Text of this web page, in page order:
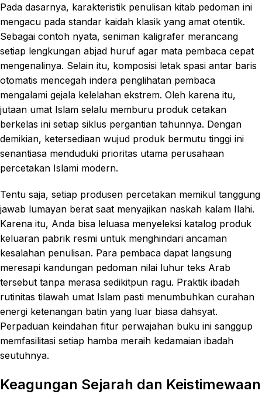
Pada dasarnya, karakteristik penulisan kitab pedoman ini
mengacu pada standar kaidah klasik yang amat otentik.
Sebagai contoh nyata, seniman kaligrafer merancang
setiap lengkungan abjad huruf agar mata pembaca cepat
mengenalinya. Selain itu, komposisi letak spasi antar baris
otomatis mencegah indera penglihatan pembaca
mengalami gejala kelelahan ekstrem. Oleh karena itu,
jutaan umat Islam selalu memburu produk cetakan
berkelas ini setiap siklus pergantian tahunnya. Dengan
demikian, ketersediaan wujud produk bermutu tinggi ini
senantiasa menduduki prioritas utama perusahaan
percetakan Islami modern.
Tentu saja, setiap produsen percetakan memikul tanggung
jawab lumayan berat saat menyajikan naskah kalam Ilahi.
Karena itu, Anda bisa leluasa menyeleksi katalog produk
keluaran pabrik resmi untuk menghindari ancaman
kesalahan penulisan. Para pembaca dapat langsung
meresapi kandungan pedoman nilai luhur teks Arab
tersebut tanpa merasa sedikitpun ragu. Praktik ibadah
rutinitas tilawah umat Islam pasti menumbuhkan curahan
energi ketenangan batin yang luar biasa dahsyat.
Perpaduan keindahan fitur perwajahan buku ini sanggup
memfasilitasi setiap hamba meraih kedamaian ibadah
seutuhnya.
Keagungan Sejarah dan Keistimewaan